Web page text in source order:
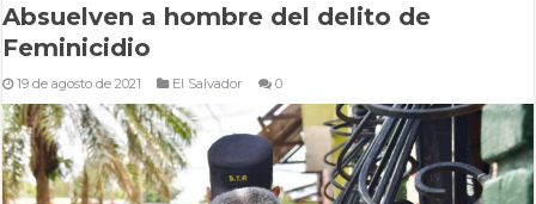
Absuelven a hombre del delito de
Feminicidio
19 de agosto de 2021 El Salvador 0